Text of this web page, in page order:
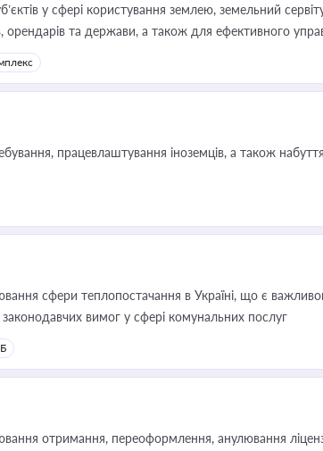
у сфері користування землею, земельний
та держави, а також для ефективного
працевлаштування іноземців, а також
сфери теплопостачання в Україні, що є
вимог у сфері комунальних послуг
отримання, переоформлення, анулювання